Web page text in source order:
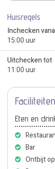
Huisregels
Inchecken
15:00 uur
Uitchecken tot
11:00 uur
Faciliteiten
Eten en
Bar
Ontbijt